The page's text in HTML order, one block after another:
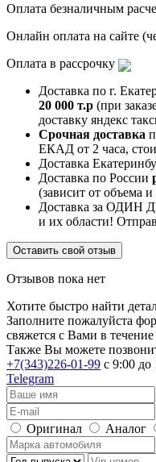
Оплата безналичным
Онлайн оплата на сайте
Оплата в рассрочку
Доставка по г.
20 000 т.р (при
доставку яндекс
Срочная доставка
ЕКАД от 2 часа,
Доставка
Доставка по России
(зависит от объема и
Доставка за ОДИН
и их области!
Оставить свой отзыв
Отзывов пока нет
Хотите быстро найти
Заполните пожалуйста
свяжется с Вами в
Также Вы можете
+7(343)226-01-99 с 9:00 до
Telegram
Оригинал Аналог